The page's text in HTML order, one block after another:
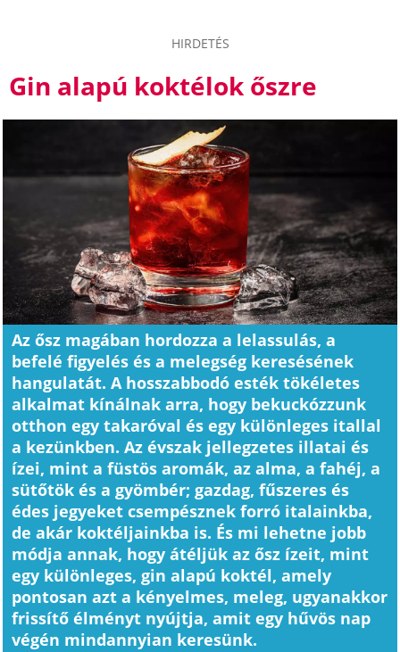
HIRDETÉS
Gin alapú koktélok őszre
Az ősz magában hordozza a lelassulás, a
befelé figyelés és a melegség keresésének
hangulatát. A hosszabbodó esték tökéletes
alkalmat kínálnak arra, hogy bekuckózzunk
otthon egy takaróval és egy különleges itallal
a kezünkben. Az évszak jellegzetes illatai és
ízei, mint a füstös aromák, az alma, a fahéj, a
sütőtök és a gyömbér; gazdag, fűszeres és
édes jegyeket csempésznek forró italainkba,
de akár koktéljainkba is. És mi lehetne jobb
módja annak, hogy átéljük az ősz ízeit, mint
egy különleges, gin alapú koktél, amely
pontosan azt a kényelmes, meleg, ugyanakkor
frissítő élményt nyújtja, amit egy hűvös nap
végén mindannyian keresünk.